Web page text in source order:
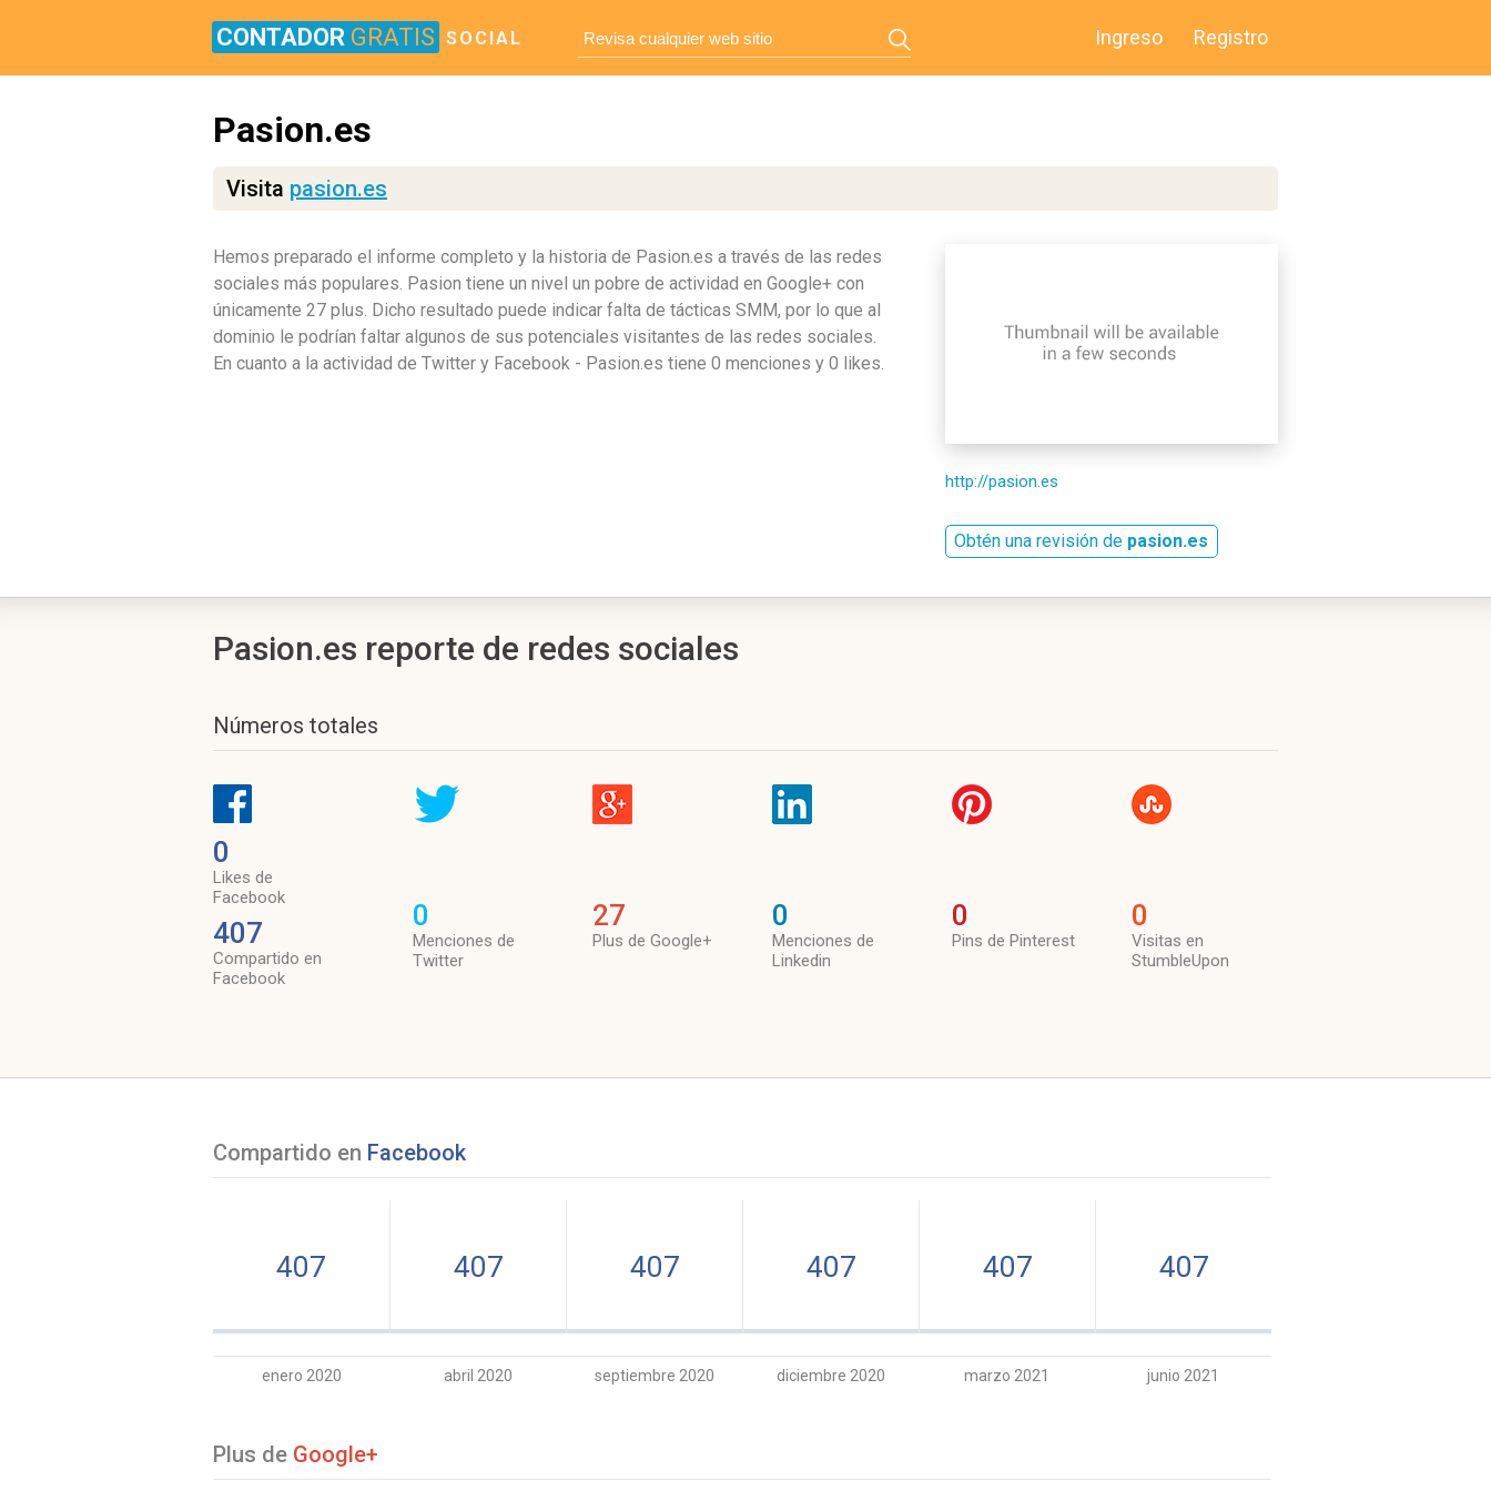
CONTADOR GRATIS SOCIAL Ingreso Registro
Pasion.es
Visita pasion.es
Hemos preparado el informe completo y la historia de Pasion.es a través de las redes
sociales más populares. Pasion tiene un nivel un pobre de actividad en Google+ con
únicamente 27 plus. Dicho resultado puede indicar falta de tácticas SMM, por lo que al
dominio le podrían faltar algunos de sus potenciales visitantes de las redes sociales.
En cuanto a la actividad de Twitter y Facebook - Pasion.es tiene 0 menciones y 0 likes.
http://pasion.es
Obtén una revisión de pasion.es
Pasion.es reporte de redes sociales
Números totales
0
Likes de
Facebook
407
Compartido en
Facebook
0
Menciones de
Twitter
27
Plus de Google+
0
Menciones de
Linkedin
0
Pins de Pinterest
0
Visitas en
StumbleUpon
Compartido en Facebook
407
enero 2020
407
abril 2020
407
septiembre 2020
407
diciembre 2020
407
marzo 2021
407
junio 2021
Plus de Google+